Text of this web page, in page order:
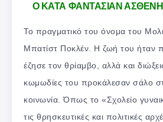
Ο ΚΑΤΑ ΦΑΝΤΑΣΙΑΝ
Το πραγματικό του όνομα του
Μπατίστ Ποκλέν. Η ζωή του ήταν
έζησε τον θρίαμβο, αλλά και
κωμωδίες του προκάλεσαν σάλο
κοινωνία. Όπως το «Σχολείο
τις θρησκευτικές και πολιτικές